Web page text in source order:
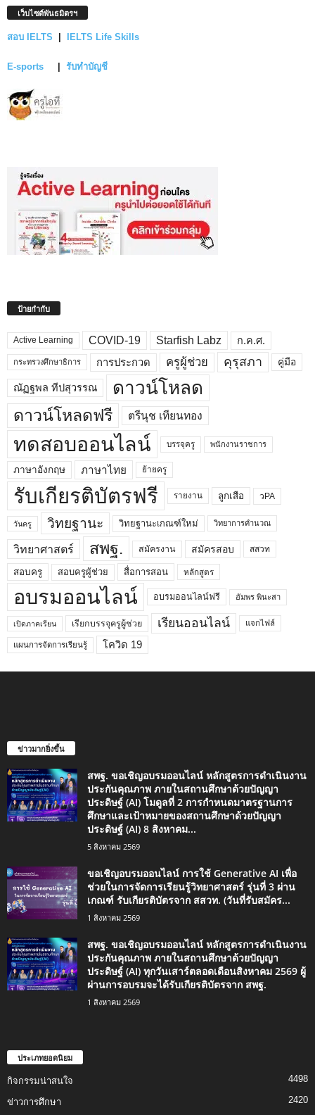
เว็บไซต์พันธมิตรฯ
สอบ IELTS IELTS Life Skills
E-sports รับทำบัญชี
ป้ายกำกับ
Active Learning COVID-19 Starfish Labz ก.ค.ศ.
กระทรวงศึกษาธิการ การประกวด ครูผู้ช่วย คุรุสภา คู่มือ
ณัฏฐพล ทีปสุวรรณ ดาวน์โหลด
ดาวน์โหลดฟรี ตรีนุช เทียนทอง
ทดสอบออนไลน์ บรรจุครู พนักงานราชการ
ภาษาอังกฤษ ภาษาไทย ย้ายครู
รับเกียรติบัตรฟรี รายงาน ลูกเสือ วPA
วันครู วิทยฐานะ วิทยฐานะเกณฑ์ใหม่ วิทยาการคำนวณ
วิทยาศาสตร์ สพฐ. สมัครงาน สมัครสอบ สสวท
สอบครู สอบครูผู้ช่วย สื่อการสอน หลักสูตร
อบรมออนไลน์ อบรมออนไลน์ฟรี อัมพร พินะสา
เปิดภาคเรียน เรียกบรรจุครูผู้ช่วย เรียนออนไลน์ แจกไฟล์
แผนการจัดการเรียนรู้ โควิด 19
ข่าวมากยิ่งขึ้น
สพฐ. ขอเชิญอบรมออนไลน์ หลักสูตรการดำเนินงาน
ประกันคุณภาพ ภายในสถานศึกษาด้วยปัญญา
ประดิษฐ์ (AI) โมดูลที่ 2 การกำหนดมาตรฐานการ
ศึกษาและเป้าหมายของสถานศึกษาด้วยปัญญา
ประดิษฐ์ (AI) 8 สิงหาคม...
5 สิงหาคม 2569
ขอเชิญอบรมออนไลน์ การใช้ Generative AI เพื่อ
ช่วยในการจัดการเรียนรู้วิทยาศาสตร์ รุ่นที่ 3 ผ่าน
เกณฑ์ รับเกียรติบัตรจาก สสวท. (วันที่รับสมัคร...
1 สิงหาคม 2569
สพฐ. ขอเชิญอบรมออนไลน์ หลักสูตรการดำเนินงาน
ประกันคุณภาพ ภายในสถานศึกษาด้วยปัญญา
ประดิษฐ์ (AI) ทุกวันเสาร์ตลอดเดือนสิงหาคม 2569 ผู้
ผ่านการอบรมจะได้รับเกียรติบัตรจาก สพฐ.
1 สิงหาคม 2569
ประเภทยอดนิยม
กิจกรรมน่าสนใจ 4498
ข่าวการศึกษา 2420